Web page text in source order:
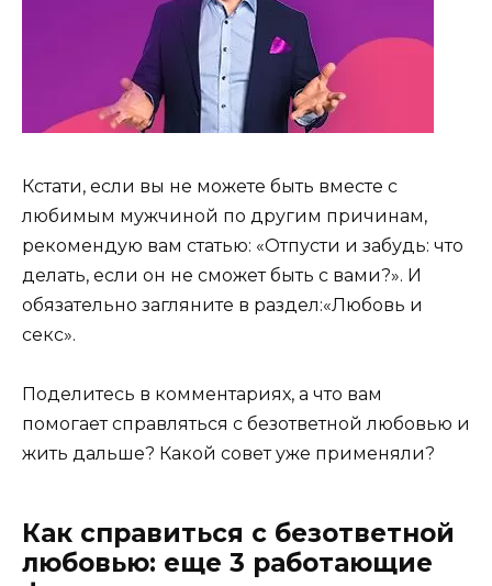
Кстати, если вы не можете быть вместе с
любимым мужчиной по другим причинам,
рекомендую вам статью: «Отпусти и забудь: что
делать, если он не сможет быть с вами?». И
обязательно загляните в раздел:‎«Любовь и
секс».
Поделитесь в комментариях, а что вам
помогает справляться с безответной любовью и
жить дальше? Какой совет уже применяли?
Как справиться с безответной
любовью: еще 3 работающие